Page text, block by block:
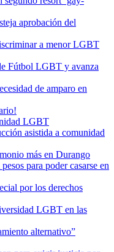
aprobación del
a menor LGBT
Fútbol LGBT y avanza
de amparo en
LGBT
asistida a comunidad
más en Durango
para poder casarse en
por los derechos
LGBT en las
alternativo”